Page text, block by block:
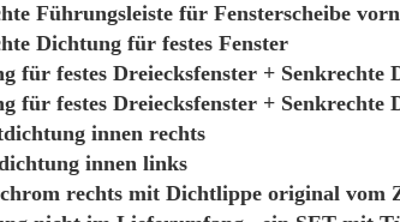
Führungsleiste für Fensterscheibe
Dichtung für festes Fenster
für festes Dreiecksfenster + Senkrechte
für festes Dreiecksfenster + Senkrechte
innen rechts
innen links
rechts mit Dichtlippe original